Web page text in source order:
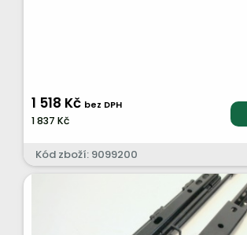
1 518 Kč bez DPH
1 837 Kč
Kód zboží: 9099200